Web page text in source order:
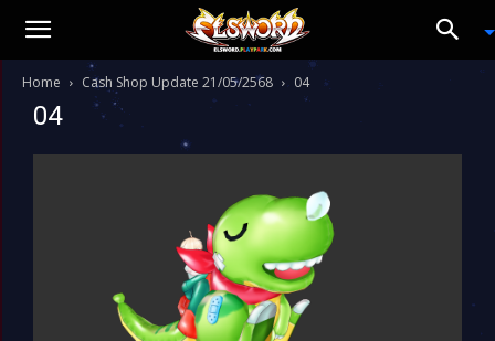
Home Cash Shop Update 21/05/2568 04
04